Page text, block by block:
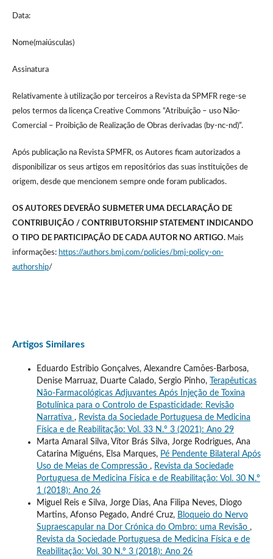
Data:
Nome(maiúsculas)
Assinatura
Relativamente à utilização por terceiros a Revista da SPMFR rege-se
pelos termos da licença Creative Commons “Atribuição – uso Não-
Comercial – Proibição de Realização de Obras derivadas (by-nc-nd)”.
Após publicação na Revista SPMFR, os Autores ficam autorizados a
disponibilizar os seus artigos em repositórios das suas instituições de
origem, desde que mencionem sempre onde foram publicados.
OS AUTORES DEVERÃO SUBMETER UMA DECLARAÇÃO DE
CONTRIBUIÇÃO / CONTRIBUTORSHIP STATEMENT INDICANDO
O TIPO DE PARTICIPAÇÃO DE CADA AUTOR NO ARTIGO.Mais
informações: https://authors.bmj.com/policies/bmj-policy-on-
authorship/
Artigos Similares
Eduardo Estribio Gonçalves, Alexandre Camões-Barbosa,
Denise Marruaz, Duarte Calado, Sergio Pinho,
Terapêuticas
Não-Farmacológicas Adjuvantes Após Injeção de Toxina
Botulínica para o Controlo de Espasticidade: Revisão
Narrativa , Revista da Sociedade Portuguesa de Medicina
Física e de Reabilitação: Vol. 33 N.º 3 (2021): Ano 29
Marta Amaral Silva, Vítor Brás Silva, Jorge Rodrigues, Ana
Catarina Miguéns, Elsa Marques, Pé Pendente Bilateral Após
Uso de Meias de Compressão , Revista da Sociedade
Portuguesa de Medicina Física e de Reabilitação: Vol. 30 N.º
1 (2018): Ano 26
Miguel Reis e Silva, Jorge Dias, Ana Filipa Neves, Diogo
Martins, Afonso Pegado, André Cruz, Bloqueio do Nervo
Supraescapular na Dor Crónica do Ombro: uma Revisão ,
Revista da Sociedade Portuguesa de Medicina Física e de
Reabilitação: Vol. 30 N.º 3 (2018): Ano 26